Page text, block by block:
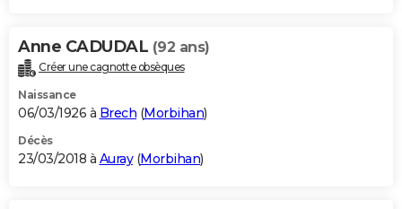
Anne CADUDAL (92 ans)
Créer une cagnotte obsèques
Naissance
06/03/1926 à Brech (Morbihan)
Décès
23/03/2018 à Auray(Morbihan)